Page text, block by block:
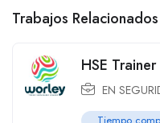
Trabajos Relacionados
HSE
EN